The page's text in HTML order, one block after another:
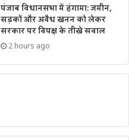
पंजाब विधानसभा में हंगामा: जमीन,
सड़कों और अवैध खनन को लेकर
सरकार पर विपक्ष के तीखे सवाल
2 hours ago